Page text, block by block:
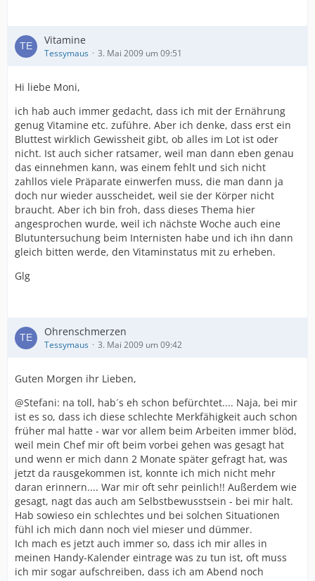
Vitamine
Tessymaus 3. Mai 2009 um 09:51
Hi liebe Moni,
ich hab auch immer gedacht, dass ich mit der Ernährung
genug Vitamine etc. zuführe. Aber ich denke, dass erst ein
Bluttest wirklich Gewissheit gibt, ob alles im Lot ist oder
nicht. Ist auch sicher ratsamer, weil man dann eben genau
das einnehmen kann, was einem fehlt und sich nicht
zahllos viele Präparate einwerfen muss, die man dann ja
doch nur wieder ausscheidet, weil sie der Körper nicht
braucht. Aber ich bin froh, dass dieses Thema hier
angesprochen wurde, weil ich nächste Woche auch eine
Blutuntersuchung beim Internisten habe und ich ihn dann
gleich bitten werde, den Vitaminstatus mit zu erheben.
Glg
Ohrenschmerzen
Tessymaus 3. Mai 2009 um 09:42
Guten Morgen ihr Lieben,
@Stefani: na toll, hab´s eh schon befürchtet.... Naja, bei mir
ist es so, dass ich diese schlechte Merkfähigkeit auch schon
früher mal hatte - war vor allem beim Arbeiten immer blöd,
weil mein Chef mir oft beim vorbei gehen was gesagt hat
und wenn er mich dann 2 Monate später gefragt hat, was
jetzt da rausgekommen ist, konnte ich mich nicht mehr
daran erinnern.... War mir oft sehr peinlich!! Außerdem wie
gesagt, nagt das auch am Selbstbewusstsein - bei mir halt.
Hab sowieso ein schlechtes und bei solchen Situationen
fühl ich mich dann noch viel mieser und dümmer.
Ich mach es jetzt auch immer so, dass ich mir alles in
meinen Handy-Kalender eintrage was zu tun ist, oft muss
ich mir sogar aufschreiben, dass ich am Abend noch